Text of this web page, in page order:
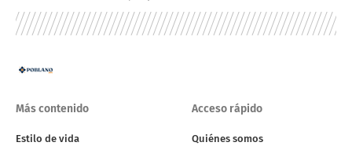
Más contenido
Estilo de vida
Acceso rápido
Quiénes somos